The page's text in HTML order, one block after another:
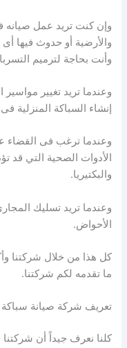
وإن كنت تريد عمل صيانه
والأرضية أو حدوث فيها
وأنت بحاجة لترميم
وعندما تريد تغيير مواسير
إنشاء السباكة المنزلية
وعندما ترغب فى القضاء
الأدوات الصحية التي قد
والبكتيريا.
وعندما تريد تسليك
الأحواض.
كل هذا من خلال شركتنا
ما تقدمه لكم شركتنا.
تعريف شركة صيانة سباكة
كلنا نعرف جيداً أن